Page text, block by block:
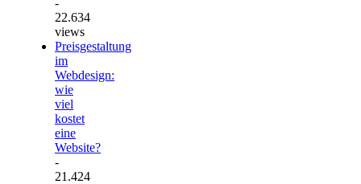
-
22.634
views
Preisgestaltung
im
Webdesign:
wie
viel
kostet
eine
Website?
-
21.424